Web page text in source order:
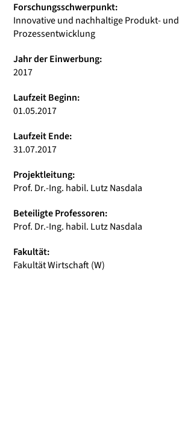
Forschungsschwerpunkt:
Innovative und nachhaltige Produkt- und
Prozessentwicklung
Jahr der Einwerbung:
2017
Laufzeit Beginn:
01.05.2017
Laufzeit Ende:
31.07.2017
Projektleitung:
Prof. Dr.-Ing. habil. Lutz Nasdala
Beteiligte Professoren:
Prof. Dr.-Ing. habil. Lutz Nasdala
Fakultät:
Fakultät Wirtschaft (W)